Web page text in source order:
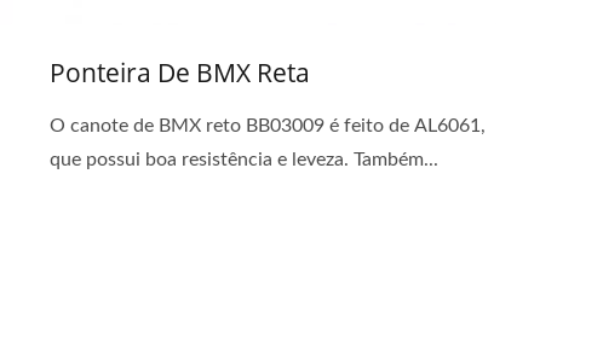
Ponteira De BMX Reta
O canote de BMX reto BB03009 é feito de AL6061,
que possui boa resistência e leveza. Também...